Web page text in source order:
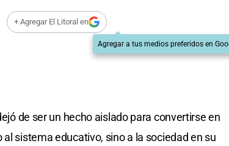
+ Agregar El Litoral en
Agregar a tus medios preferidos en
de ser un hecho aislado para convertirse en
sistema educativo, sino a la sociedad en su